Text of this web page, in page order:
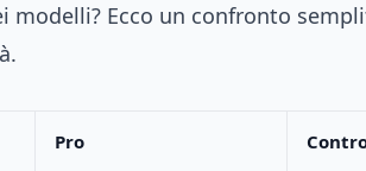
modelli? Ecco un confronto
Pro